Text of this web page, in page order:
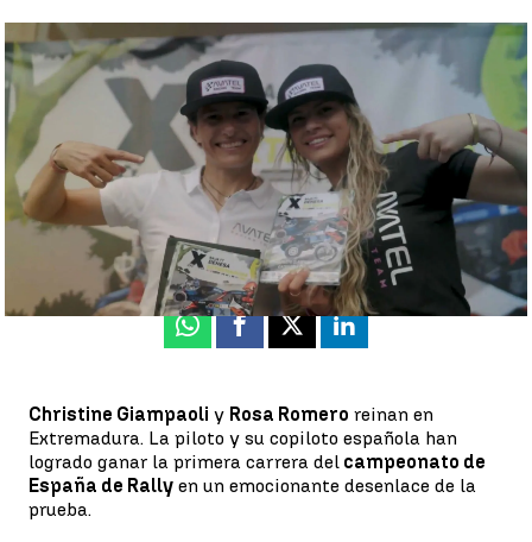
Christine Giampaoli y Rosa Romero ganan la primera prueba del
campeonato de España de rally |
Antena 3
Antena 3 Deportes
Actualizado:16 de junio de 2021, 18:05
Publicado: 16 de junio de 2021, 16:33
Whatsapp
Facebook
X Linkedin
Christine Giampaoli y Rosa Romero reinan en
Extremadura. La piloto y su copiloto española han
logrado ganar la primera carrera del campeonato de
España de Rally en un emocionante desenlace de la
prueba.